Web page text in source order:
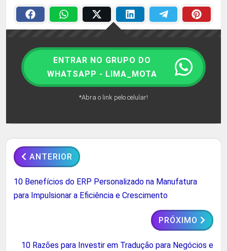
ENTRAR NO GRUPO DO
WHATSAPP - LIMA_MOTA
*Abra o link pelo celular!
ANTERIOR
10 Benefícios do ERP Personalizado na Manufatura
para Impulsionar a Eficiência e Crescimento
PRÓXIMO
10 Razões para Investir em Tradução para Negócios e